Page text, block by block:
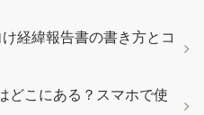
経緯報告書の書き方とコ
どこにある？スマホで使